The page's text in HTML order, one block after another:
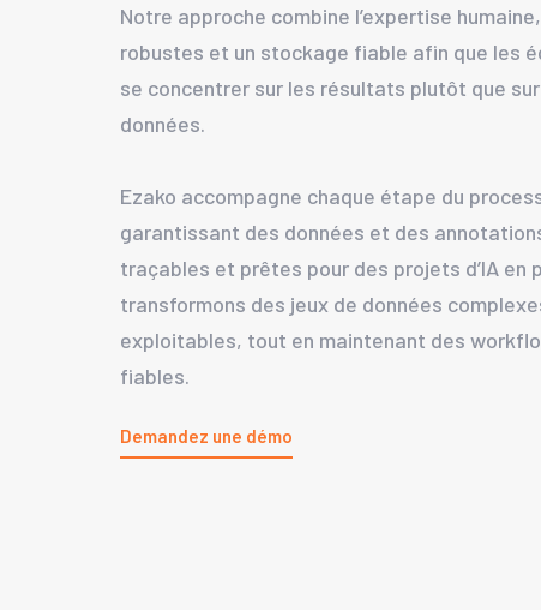
Notre approche combine l’expertise
robustes et un stockage fiable afin que les
se concentrer sur les résultats plutôt que
données.
Ezako accompagne chaque étape du
garantissant des données et des
traçables et prêtes pour des projets d’IA en
transformons des jeux de données
exploitables, tout en maintenant des
fiables.
Demandez une démo